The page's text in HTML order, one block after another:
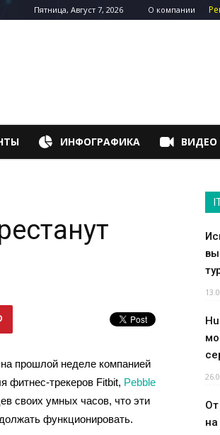
Пятница, Август 7, 2026 О компании
ИНФОГРАФИКА ВИДЕО
прошлой неделе компанией
фитнес-трекеров Fitbit, Pebble
своих умных часов, что эти
функционировать.